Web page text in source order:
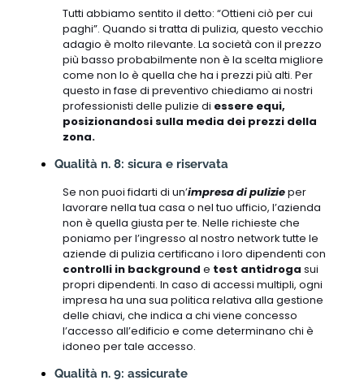
Tutti abbiamo sentito il detto: “Ottieni ciò per cui
paghi”. Quando si tratta di pulizia, questo vecchio
adagio è molto rilevante. La società con il prezzo
più basso probabilmente non è la scelta migliore
come non lo è quella che ha i prezzi più alti. Per
questo in fase di preventivo chiediamo ai nostri
professionisti delle pulizie di essere equi,
posizionandosi sulla media dei prezzi della
zona.
Qualità n. 8: sicura e riservata
Se non puoi fidarti di un’impresa di pulizieper
lavorare nella tua casa o nel tuo ufficio, l’azienda
non è quella giusta per te. Nelle richieste che
poniamo per l’ingresso al nostro network tutte le
aziende di pulizia certificano i loro dipendenti con
controlli in background e test antidroga sui
propri dipendenti. In caso di accessi multipli, ogni
impresa ha una sua politica relativa alla gestione
delle chiavi, che indica a chi viene concesso
l’accesso all’edificio e come determinano chi è
idoneo per tale accesso.
Qualità n. 9: assicurate